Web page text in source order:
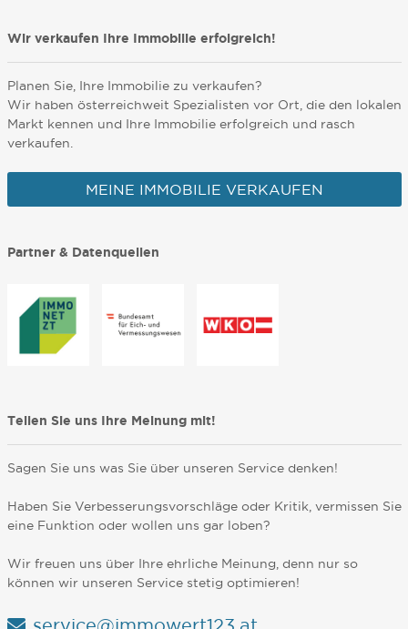
Wir verkaufen Ihre Immobilie erfolgreich!
Planen Sie, Ihre Immobilie zu verkaufen?
Wir haben österreichweit Spezialisten vor Ort, die den lokalen
Markt kennen und Ihre Immobilie erfolgreich und rasch
verkaufen.
MEINE IMMOBILIE VERKAUFEN
Partner & Datenquellen
Teilen Sie uns Ihre Meinung mit!
Sagen Sie uns was Sie über unseren Service denken!
Haben Sie Verbesserungsvorschläge oder Kritik, vermissen Sie
eine Funktion oder wollen uns gar loben?
Wir freuen uns über Ihre ehrliche Meinung, denn nur so
können wir unseren Service stetig optimieren!